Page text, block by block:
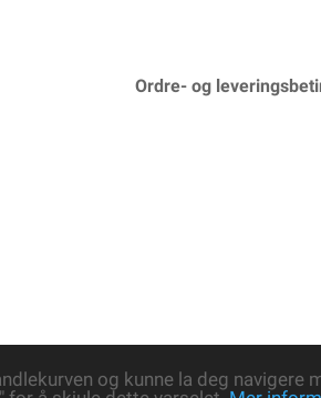
og kunne la deg
Ordre- og